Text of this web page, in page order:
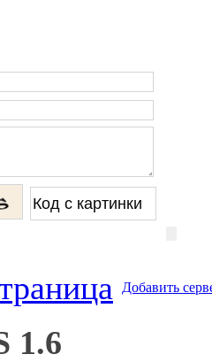
Добавить
1.6